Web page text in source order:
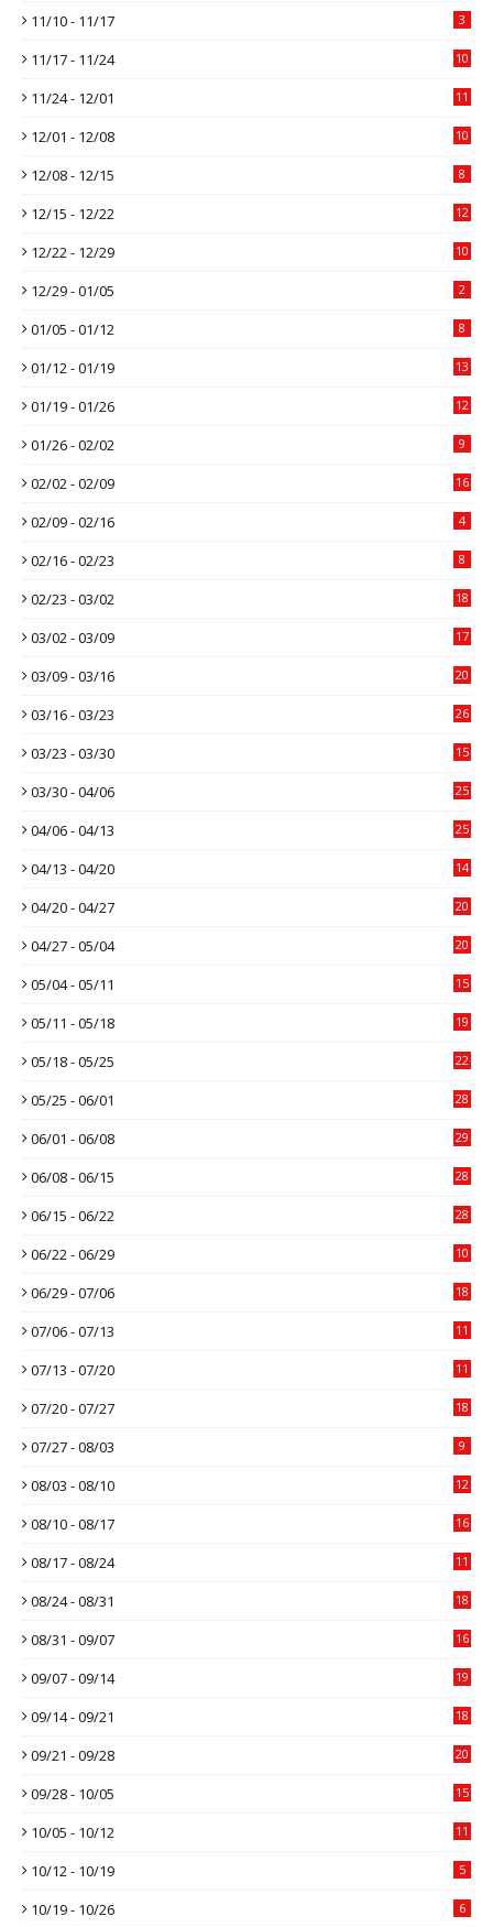
11/10 - 11/17 3
11/17 - 11/24 10
11/24 - 12/01 11
12/01 - 12/08 10
12/08 - 12/15 8
12/15 - 12/22 12
12/22 - 12/29 10
12/29 - 01/05 2
01/05 - 01/12 8
01/12 - 01/19 13
01/19 - 01/26 12
01/26 - 02/02 9
02/02 - 02/09 16
02/09 - 02/16 4
02/16 - 02/23 8
02/23 - 03/02 18
03/02 - 03/09 17
03/09 - 03/16 20
03/16 - 03/23 26
03/23 - 03/30 15
03/30 - 04/06 25
04/06 - 04/13 25
04/13 - 04/20 14
04/20 - 04/27 20
04/27 - 05/04 20
05/04 - 05/11 15
05/11 - 05/18 19
05/18 - 05/25 22
05/25 - 06/01 28
06/01 - 06/08 29
06/08 - 06/15 28
06/15 - 06/22 28
06/22 - 06/29 10
06/29 - 07/06 18
07/06 - 07/13 11
07/13 - 07/20 11
07/20 - 07/27 18
07/27 - 08/03 9
08/03 - 08/10 12
08/10 - 08/17 16
08/17 - 08/24 11
08/24 - 08/31 18
08/31 - 09/07 16
09/07 - 09/14 19
09/14 - 09/21 18
09/21 - 09/28 20
09/28 - 10/05 15
10/05 - 10/12 11
10/12 - 10/19 5
10/19 - 10/26 6